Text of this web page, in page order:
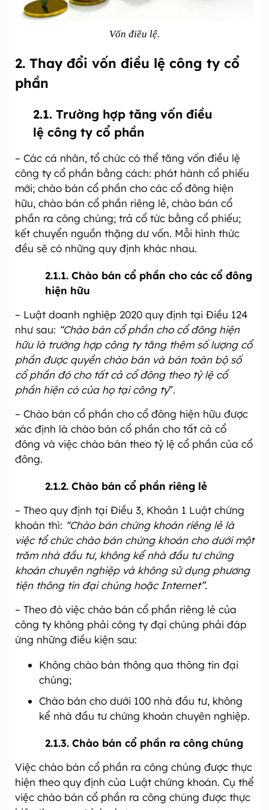
Vốn điều lệ.
2. Thay đổi vốn điều lệ công ty cổ
phần
2.1. Trường hợp tăng vốn điều
lệ công ty cổ phần
– Các cá nhân, tổ chức có thể tăng vốn điều lệ
công ty cổ phần bằng cách: phát hành cổ phiếu
mới; chào bán cổ phần cho các cổ đông hiện
hữu, chào bán cổ phần riêng lẻ, chào bán cổ
phần ra công chúng; trả cổ tức bằng cổ phiếu;
kết chuyển nguồn thặng dư vốn. Mỗi hình thức
đều sẽ có những quy định khác nhau.
2.1.1. Chào bán cổ phần cho các cổ đông
hiện hữu
– Luật doanh nghiệp 2020 quy định tại Điều 124
như sau: “Chào bán cổ phần cho cổ đông hiện
hữu là trường hợp công ty tăng thêm số lượng cổ
phần được quyền chào bán và bán toàn bộ số
cổ phần đó cho tất cả cổ đông theo tỷ lệ cổ
phần hiện có của họ tại công ty”.
– Chào bán cổ phần cho cổ đông hiện hữu được
xác định là chào bán cổ phần cho tất cả cổ
đông và việc chào bán theo tỷ lệ cổ phần của cổ
đông.
2.1.2. Chào bán cổ phần riêng lẻ
– Theo quy định tại Điều 3, Khoản 1 Luật chứng
khoán thì: “Chào bán chứng khoán riêng lẻ là
việc tổ chức chào bán chứng khoán cho dưới một
trăm nhà đầu tư, không kể nhà đầu tư chứng
khoán chuyên nghiệp và không sử dụng phương
tiện thông tin đại chúng hoặc Internet”.
– Theo đó việc chào bán cổ phần riêng lẻ của
công ty không phải công ty đại chúng phải đáp
ứng những điều kiện sau:
Không chào bán thông qua thông tin đại
chúng;
Chào bán cho dưới 100 nhà đầu tư, không
kể nhà đầu tư chứng khoán chuyên nghiệp.
2.1.3. Chào bán cổ phần ra công chúng
Việc chào bán cổ phần ra công chúng được thực
hiện theo quy định của Luật chứng khoán. Cụ thể
việc chào bán cổ phần ra công chúng được thực